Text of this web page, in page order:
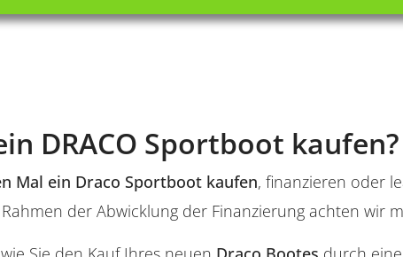
DRACO Sportboot kaufen?
Mal ein Draco Sportboot kaufen, finanzieren oder
der Abwicklung der Finanzierung achten wir